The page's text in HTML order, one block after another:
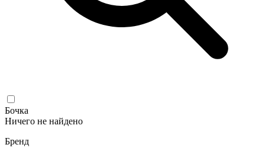
Бочка
Ничего не найдено
Бренд